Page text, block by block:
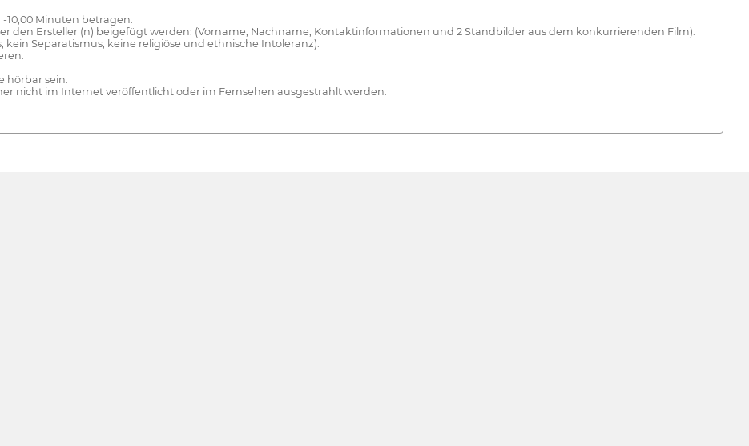
-10,00 Minuten betragen.
den Ersteller (n) beigefügt werden: (Vorname, Nachname, Kontaktinformationen und 2 Standbilder aus dem konkurrierenden Film).
kein Separatismus, keine religiöse und ethnische Intoleranz).
hörbar sein.
nicht im Internet veröffentlicht oder im Fernsehen ausgestrahlt werden.